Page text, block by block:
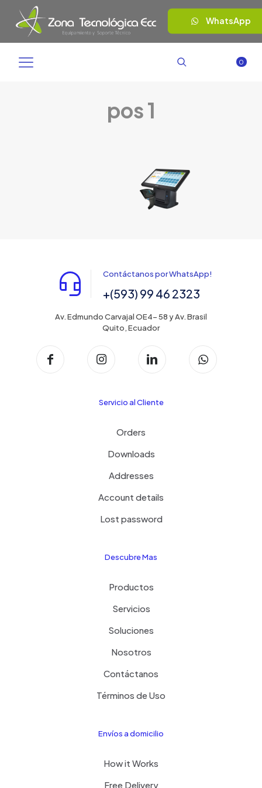
WhatsApp
0
pos 1
Contáctanos por WhatsApp!
+(593) 99 46 2323
Av. Edmundo Carvajal OE4- 58 y Av. Brasil
Quito, Ecuador
Servicio al Cliente
Orders
Downloads
Addresses
Account details
Lost password
Descubre Mas
Productos
Servicios
Soluciones
Nosotros
Contáctanos
Términos de Uso
Envíos a domicilio
How it Works
Free Delivery